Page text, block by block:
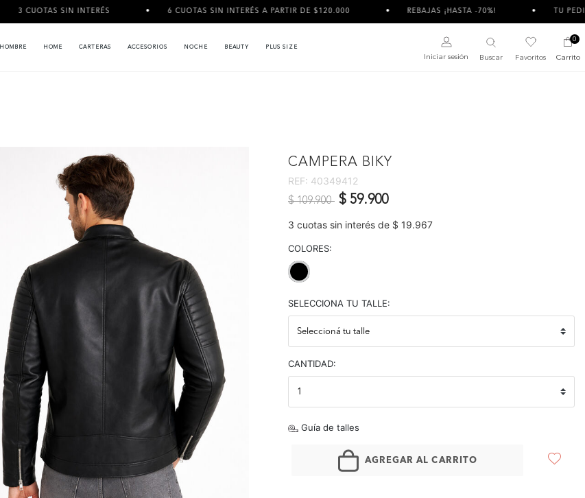
SIN INTERÉS 6 CUOTAS SIN INTERÉS A PARTIR DE $120.000 REBAJAS ¡HASTA -70%! TU PEDIDO
HOMBRE HOME CARTERAS ACCESORIOS NOCHE BEAUTY PLUS SIZE
Iniciar sesión Buscar Favoritos
0
Carrito
CAMPERA BIKY
REF: 40349412
Precio reducido de
$ 109.900 a$ 59.900
3 cuotas sin interés de $ 19.967
COLORES:
SELECCIONA TU TALLE:
CANTIDAD:
Guía de talles
AGREGAR AL CARRITO